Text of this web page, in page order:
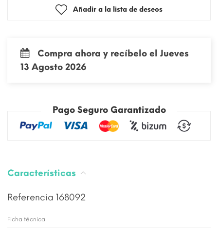
Añadir a la lista de deseos
Compra ahora y recíbelo el Jueves
13 Agosto 2026
Pago Seguro Garantizado
Características
Referencia 168092
Ficha técnica